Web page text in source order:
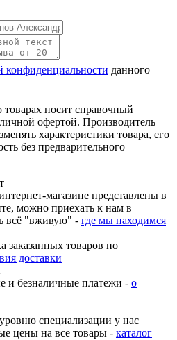
конфиденциальности данного
носит справочный
офертой. Производитель
характеристики товара, его
без предварительного
магазине представлены в
можно приехать к нам в
всё "вживую" - где мы находимся
заказанных товаров по
доставки
и безналичные платежи - о
специализации у нас
цены на все товары - каталог